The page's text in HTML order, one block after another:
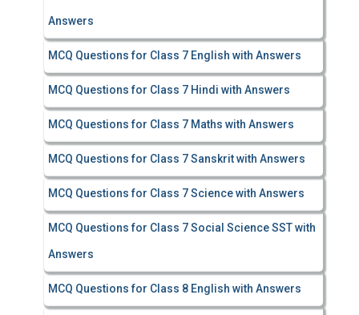
Answers
MCQ Questions for Class 7 English with Answers
MCQ Questions for Class 7 Hindi with Answers
MCQ Questions for Class 7 Maths with Answers
MCQ Questions for Class 7 Sanskrit with Answers
MCQ Questions for Class 7 Science with Answers
MCQ Questions for Class 7 Social Science SST with
Answers
MCQ Questions for Class 8 English with Answers